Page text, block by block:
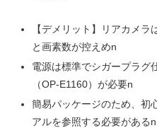
【デメリット】リアカメ
と画素数が控えめn
電源は標準でシガープラグ
（OP-E1160）が必要n
簡易パッケージのため、初
アルを参照する必要があるn